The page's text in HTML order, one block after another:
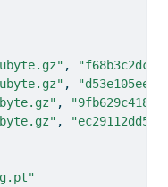
,
,
,
,